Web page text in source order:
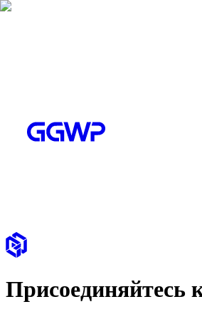
Присоединяйтесь